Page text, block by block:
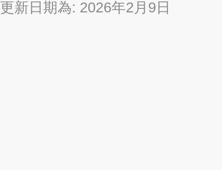
更新日期為: 2026年2月9日